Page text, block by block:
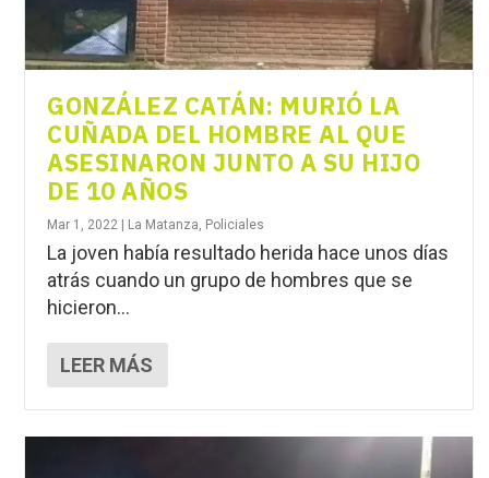
GONZÁLEZ CATÁN: MURIÓ LA
CUÑADA DEL HOMBRE AL QUE
ASESINARON JUNTO A SU HIJO
DE 10 AÑOS
Mar 1, 2022 | La Matanza Policiales
La joven había resultado herida hace unos días
atrás cuando un grupo de hombres que se
hicieron...
LEER MÁS